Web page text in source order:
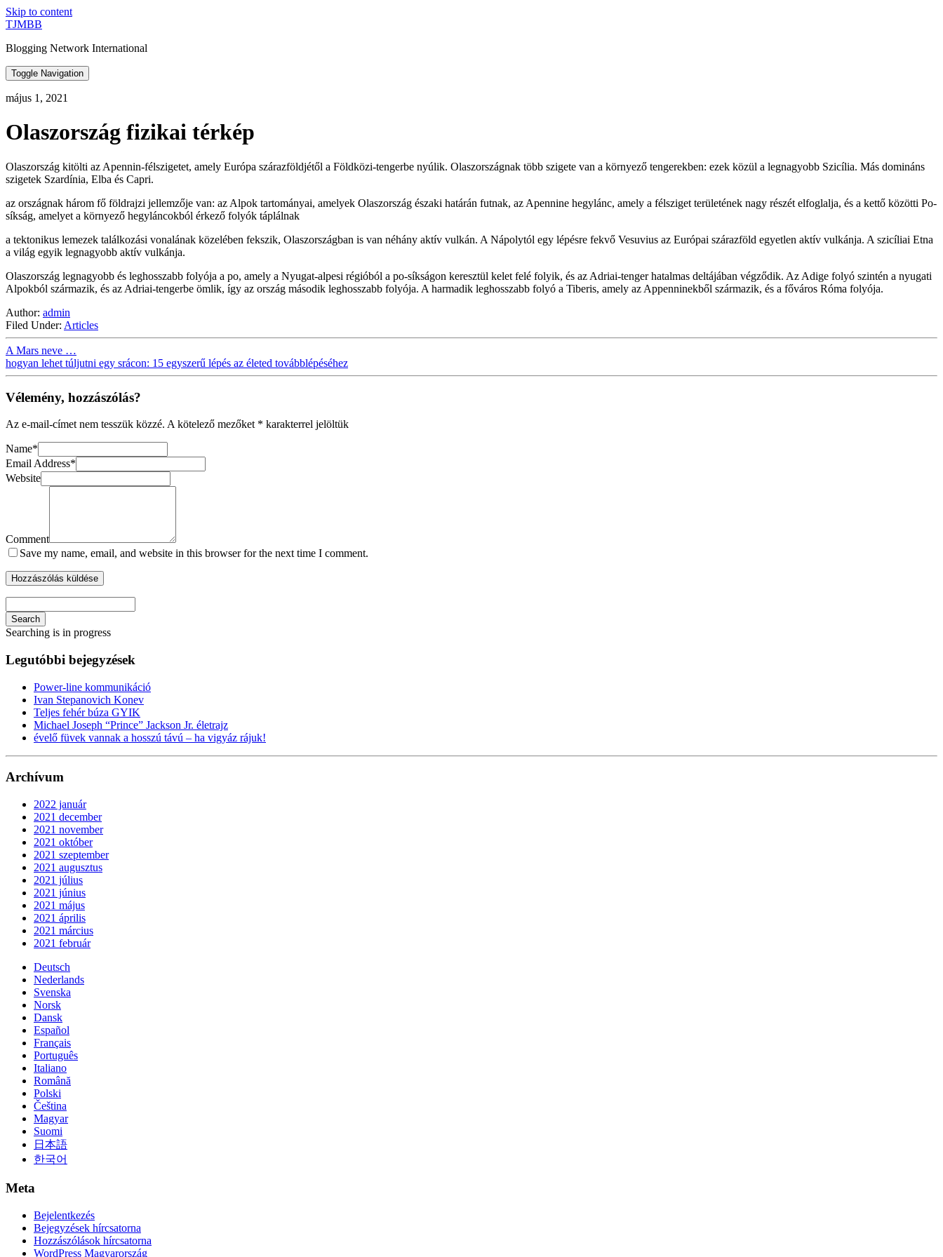
Skip to content
TJMBB
Blogging Network International
Toggle Navigation
május 1, 2021
Olaszország fizikai térkép
Olaszország kitölti az Apennin-félszigetet, amely Európa szárazföldjétől a Földközi-tengerbe nyúlik. Olaszországnak több szigete van a környező tengerekben: ezek közül a legnagyobb Szicília. Más domináns
szigetek Szardínia, Elba és Capri.
az országnak három fő földrajzi jellemzője van: az Alpok tartományai, amelyek Olaszország északi határán futnak, az Apennine hegylánc, amely a félsziget területének nagy részét elfoglalja, és a kettő közötti Po-
síkság, amelyet a környező hegyláncokból érkező folyók táplálnak
a tektonikus lemezek találkozási vonalának közelében fekszik, Olaszországban is van néhány aktív vulkán. A Nápolytól egy lépésre fekvő Vesuvius az Európai szárazföld egyetlen aktív vulkánja. A szicíliai Etna
a világ egyik legnagyobb aktív vulkánja.
Olaszország legnagyobb és leghosszabb folyója a po, amely a Nyugat-alpesi régióból a po-síkságon keresztül kelet felé folyik, és az Adriai-tenger hatalmas deltájában végződik. Az Adige folyó szintén a nyugati
Alpokból származik, és az Adriai-tengerbe ömlik, így az ország második leghosszabb folyója. A harmadik leghosszabb folyó a Tiberis, amely az Appenninekből származik, és a főváros Róma folyója.
Author: admin
Filed Under: Articles
A Mars neve …
hogyan lehet túljutni egy srácon: 15 egyszerű lépés az életed továbblépéséhez
Vélemény, hozzászólás?
Az e-mail-címet nem tesszük közzé. A kötelező mezőket * karakterrel jelöltük
Name*
Email Address*
Website
Comment
Save my name, email, and website in this browser for the next time I comment.
Search
Searching is in progress
Legutóbbi bejegyzések
Power-line kommunikáció
Ivan Stepanovich Konev
Teljes fehér búza GYIK
Michael Joseph “Prince” Jackson Jr. életrajz
évelő füvek vannak a hosszú távú – ha vigyáz rájuk!
Archívum
2022 január
2021 december
2021 november
2021 október
2021 szeptember
2021 augusztus
2021 július
2021 június
2021 május
2021 április
2021 március
2021 február
Deutsch
Nederlands
Svenska
Norsk
Dansk
Español
Français
Português
Italiano
Română
Polski
Čeština
Magyar
Suomi
日本語
한국어
Meta
Bejelentkezés
Bejegyzések hírcsatorna
Hozzászólások hírcsatorna
WordPress Magyarország